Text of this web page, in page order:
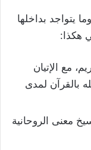
يتواجد بداخلها
هكذا:
مع الإتيان
بالقرآن لمدى
معنى الروحانية